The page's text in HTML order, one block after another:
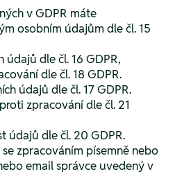
v GDPR máte
osobním údajům dle čl. 15
dle čl. 16 GDPR,
dle čl. 18 GDPR.
údajů dle čl. 17 GDPR.
zpracování dle čl. 21
údajů dle čl. 20 GDPR.
zpracováním písemně nebo
email správce uvedený v